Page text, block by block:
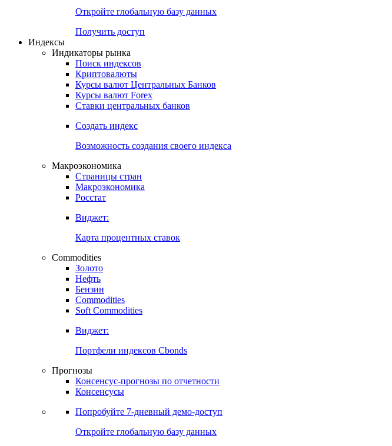
Откройте глобальную базу данных
Получить доступ
Индексы
Индикаторы рынка
Поиск индексов
Криптовалюты
Курсы валют Центральных Банков
Курсы валют Forex
Ставки центральных банков
Создать индекс
Возможность создания своего индекса
Макроэкономика
Страницы стран
Макроэкономика
Росстат
Виджет:
Карта процентных ставок
Commodities
Золото
Нефть
Бензин
Commodities
Soft Commodities
Виджет:
Портфели индексов Cbonds
Прогнозы
Консенсус-прогнозы по отчетности
Консенсусы
Попробуйте 7-дневный демо-доступ
Откройте глобальную базу данных